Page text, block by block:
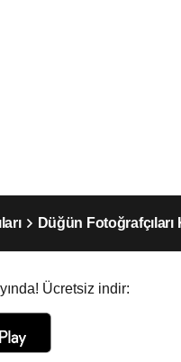
Düğün Fotoğrafçıları
Ücretsiz indir: